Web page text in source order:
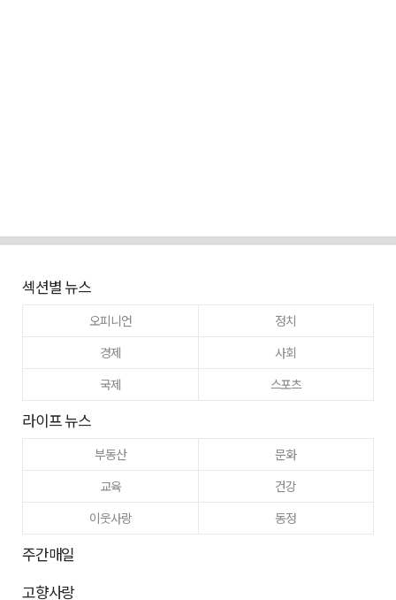
섹션별 뉴스
오피니언
정치
경제
사회
국제
스포츠
라이프 뉴스
부동산
문화
교육
건강
이웃사랑
동정
주간매일
고향사랑